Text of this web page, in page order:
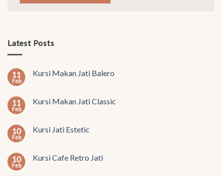
Latest Posts
11
Feb
Kursi Makan Jati Balero
11
Feb
Kursi Makan Jati Classic
10
Feb
Kursi Jati Estetic
10
Feb
Kursi Cafe Retro Jati